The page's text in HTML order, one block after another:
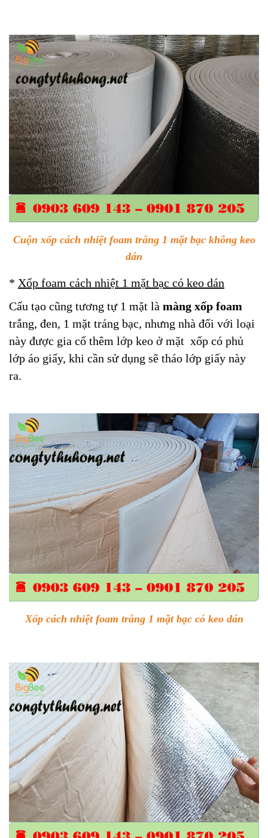
Cuộn xốp cách nhiệt foam trắng 1 mặt bạc không keo
dán
* Xốp foam cách nhiệt 1 mặt bạc có keo dán
Cấu tạo cũng tương tự 1 mặt là màng xốp foam
trắng, đen, 1 mặt tráng bạc, nhưng nhà đối với loại
này được gia cố thêm lớp keo ở mặt xốp có phủ
lớp áo giấy, khi cần sử dụng sẽ tháo lớp giấy này
ra.
Xốp cách nhiệt foam trắng 1 mặt bạc có keo dán